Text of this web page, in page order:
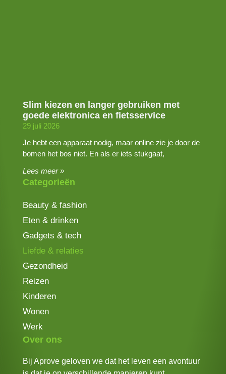
Slim kiezen en langer gebruiken met
goede elektronica en fietsservice
29 juli 2026
Je hebt een apparaat nodig, maar online zie je door de
bomen het bos niet. En als er iets stukgaat,
Lees meer »
Categorieën
Beauty & fashion
Eten & drinken
Gadgets & tech
Liefde & relaties
Gezondheid
Reizen
Kinderen
Wonen
Werk
Over ons
Bij Aprove geloven we dat het leven een avontuur